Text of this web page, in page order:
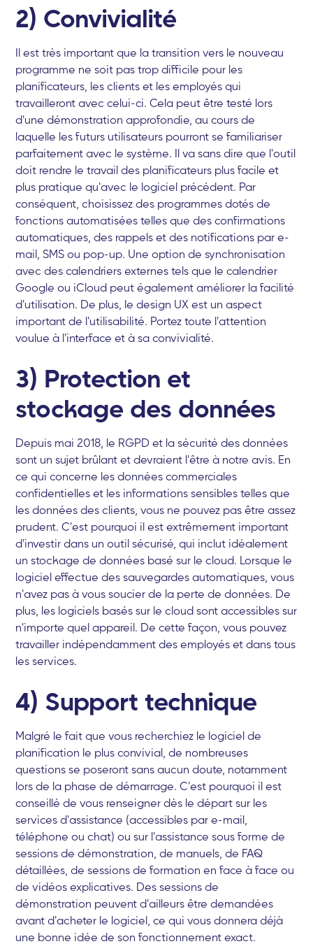
2) Convivialité
Il est très important que la transition vers le nouveau
programme ne soit pas trop difficile pour les
planificateurs, les clients et les employés qui
travailleront avec celui-ci. Cela peut être testé lors
d'une démonstration approfondie, au cours de
laquelle les futurs utilisateurs pourront se familiariser
parfaitement avec le système. Il va sans dire que l'outil
doit rendre le travail des planificateurs plus facile et
plus pratique qu'avec le logiciel précédent. Par
conséquent, choisissez des programmes dotés de
fonctions automatisées telles que des confirmations
automatiques, des rappels et des notifications par e-
mail, SMS ou pop-up. Une option de synchronisation
avec des calendriers externes tels que le calendrier
Google ou iCloud peut également améliorer la facilité
d'utilisation. De plus, le design UX est un aspect
important de l'utilisabilité. Portez toute l'attention
voulue à l'interface et à sa convivialité.
3) Protection et
stockage des données
Depuis mai 2018, le RGPD et la sécurité des données
sont un sujet brûlant et devraient l'être à notre avis. En
ce qui concerne les données commerciales
confidentielles et les informations sensibles telles que
les données des clients, vous ne pouvez pas être assez
prudent. C'est pourquoi il est extrêmement important
d'investir dans un outil sécurisé, qui inclut idéalement
un stockage de données basé sur le cloud. Lorsque le
logiciel effectue des sauvegardes automatiques, vous
n'avez pas à vous soucier de la perte de données. De
plus, les logiciels basés sur le cloud sont accessibles sur
n'importe quel appareil. De cette façon, vous pouvez
travailler indépendamment des employés et dans tous
les services.
4) Support technique
Malgré le fait que vous recherchiez le logiciel de
planification le plus convivial, de nombreuses
questions se poseront sans aucun doute, notamment
lors de la phase de démarrage. C'est pourquoi il est
conseillé de vous renseigner dès le départ sur les
services d'assistance (accessibles par e-mail,
téléphone ou chat) ou sur l'assistance sous forme de
sessions de démonstration, de manuels, de FAQ
détaillées, de sessions de formation en face à face ou
de vidéos explicatives. Des sessions de
démonstration peuvent d'ailleurs être demandées
avant d'acheter le logiciel, ce qui vous donnera déjà
une bonne idée de son fonctionnement exact.